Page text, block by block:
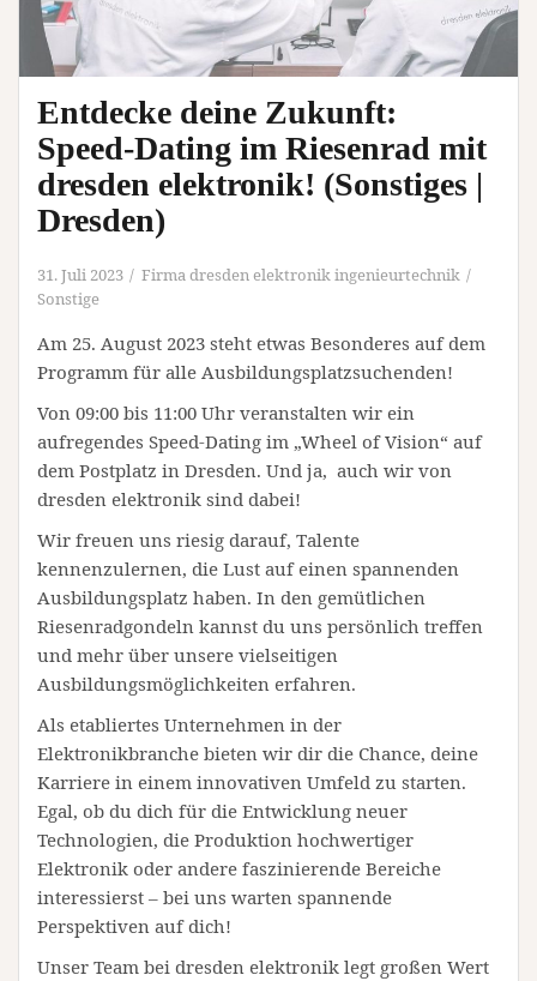
Entdecke deine Zukunft:
Speed-Dating im Riesenrad mit
dresden elektronik! (Sonstiges |
Dresden)
31. Juli 2023
Firma dresden elektronik ingenieurtechnik
Sonstige
Am 25. August 2023 steht etwas Besonderes auf dem
Programm für alle Ausbildungsplatzsuchenden!
Von 09:00 bis 11:00 Uhr veranstalten wir ein
aufregendes Speed-Dating im „Wheel of Vision“ auf
dem Postplatz in Dresden. Und ja, auch wir von
dresden elektronik sind dabei!
Wir freuen uns riesig darauf, Talente
kennenzulernen, die Lust auf einen spannenden
Ausbildungsplatz haben. In den gemütlichen
Riesenradgondeln kannst du uns persönlich treffen
und mehr über unsere vielseitigen
Ausbildungsmöglichkeiten erfahren.
Als etabliertes Unternehmen in der
Elektronikbranche bieten wir dir die Chance, deine
Karriere in einem innovativen Umfeld zu starten.
Egal, ob du dich für die Entwicklung neuer
Technologien, die Produktion hochwertiger
Elektronik oder andere faszinierende Bereiche
interessierst – bei uns warten spannende
Perspektiven auf dich!
Unser Team bei dresden elektronik legt großen Wert